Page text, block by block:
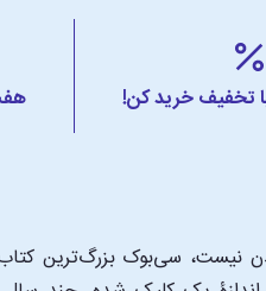
تخفیف خرید کن!
نیست، سی‌بوک بزرگ‌ترین